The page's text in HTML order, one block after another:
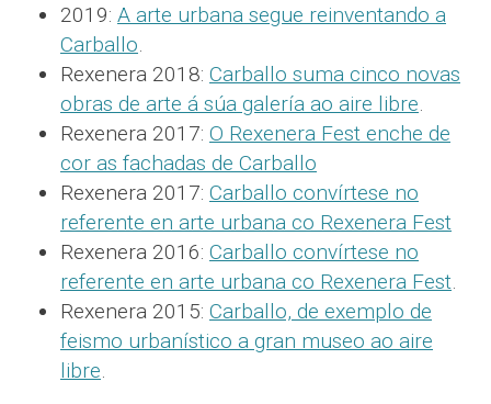
2019: A arte urbana segue reinventando a
Carballo.
Rexenera 2018: Carballo suma cinco novas
obras de arte á súa galería ao aire libre.
Rexenera 2017: O Rexenera Fest enche de
cor as fachadas de Carballo
Rexenera 2017: Carballo convírtese no
referente en arte urbana co Rexenera Fest
Rexenera 2016: Carballo convírtese no
referente en arte urbana co Rexenera Fest.
Rexenera 2015: Carballo, de exemplo de
feismo urbanístico a gran museo ao aire
libre.